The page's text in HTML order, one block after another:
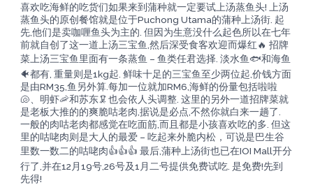
喜欢吃海鲜的吃货们如果来到蒲种就一定要试上汤蒸鱼头! 上汤
蒸鱼头的原创餐馆就是位于Puchong Utama的蒲种上汤街. 起
先,他们是卖咖喱鱼头为主的. 但因为生意没什么起色所以在七年
前就自创了这一道上汤三宝鱼,然后深受食客欢迎而爆红🔥 招牌
菜上汤三宝鱼里面有一条蒸鱼 – 鱼类任君选择. 淡水鱼🐟和海鱼
🐠都有, 重量则是1kg起. 鲜味十足的三宝鱼至少两位起,价钱方面
是由RM35,鱼另外算.每加一位就加RM6,海鲜的份量包括啦啦
🐚、明虾🦐和苏东🦑也会依人头调整. 这里的另外一道招牌菜就
是老板大推的的爽脆咕老肉,据说是必点,不然你就白来一趟了.
一般的肉咕老肉都感觉在吃面筋,而且都是小孩喜欢吃的多. 但这
里的咕咾肉则是大人的最爱 – 吃起来外脆内松，可说是巴生谷
里数一数二的咕咾肉👍👍👍 最后,蒲种上汤街也已在IOI Mall开分
行了,并在12月19号,26号及1月二号提供免费试吃. 是免费!先到
先得!